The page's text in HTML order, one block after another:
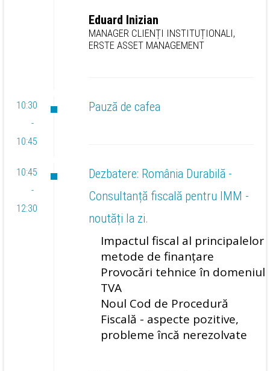
Eduard Inizian
MANAGER CLIENȚI INSTITUȚIONALI,
ERSTE ASSET MANAGEMENT
10:30
-
10:45
Pauză de cafea
10:45
-
12:30
Dezbatere: România Durabilă -
Consultanță fiscală pentru IMM -
noutăți la zi.
Impactul fiscal al principalelor
metode de finanțare
Provocări tehnice în domeniul
TVA
Noul Cod de Procedură
Fiscală - aspecte pozitive,
probleme încă nerezolvate